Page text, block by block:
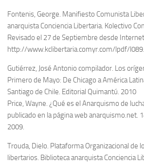
Fontenis, George. Manifiesto Comunista
anarquista Conciencia Libertaria. Kolectivo
Revisado el 27 de Septiembre desde
http://www.kclibertaria.comyr.com/lpdf/
Gutiérrez, José Antonio compilador. Los
Primero de Mayo: De Chicago a América
Santiago de Chile. Editorial Quimantú. 2010
Price, Wayne. ¿Qué es el Anarquismo de
publicado en la página web anarquismo.net.
2009.
Trouda, Dielo. Plataforma Organizacional de
libertarios. Biblioteca anarquista Conciencia